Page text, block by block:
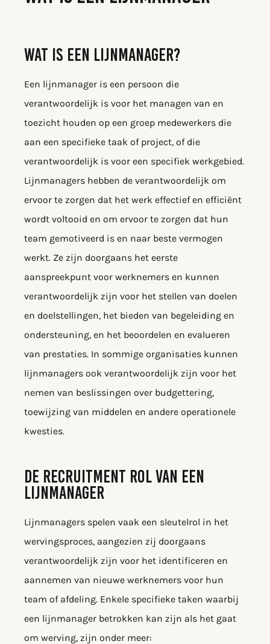
WAT IS EEN LIJNMANAGER?
Een lijnmanager is een persoon die
verantwoordelijk is voor het managen van en
toezicht houden op een groep medewerkers die
aan een specifieke taak of project, of die
verantwoordelijk is voor een specifiek werkgebied.
Lijnmanagers hebben de verantwoordelijk om
ervoor te zorgen dat het werk effectief en efficiënt
wordt voltooid en om ervoor te zorgen dat hun
team gemotiveerd is en naar beste vermogen
werkt. Ze zijn doorgaans het eerste
aanspreekpunt voor werknemers en kunnen
verantwoordelijk zijn voor het stellen van doelen
en doelstellingen, het bieden van begeleiding en
ondersteuning, en het beoordelen en evalueren
van prestaties. In sommige organisaties kunnen
lijnmanagers ook verantwoordelijk zijn voor het
nemen van beslissingen over budgettering,
toewijzing van middelen en andere operationele
kwesties.
DE RECRUITMENT ROL VAN EEN
LIJNMANAGER
Lijnmanagers spelen vaak een sleutelrol in het
wervingsproces, aangezien zij doorgaans
verantwoordelijk zijn voor het identificeren en
aannemen van nieuwe werknemers voor hun
team of afdeling. Enkele specifieke taken waarbij
een lijnmanager betrokken kan zijn als het gaat
om werving, zijn onder meer: